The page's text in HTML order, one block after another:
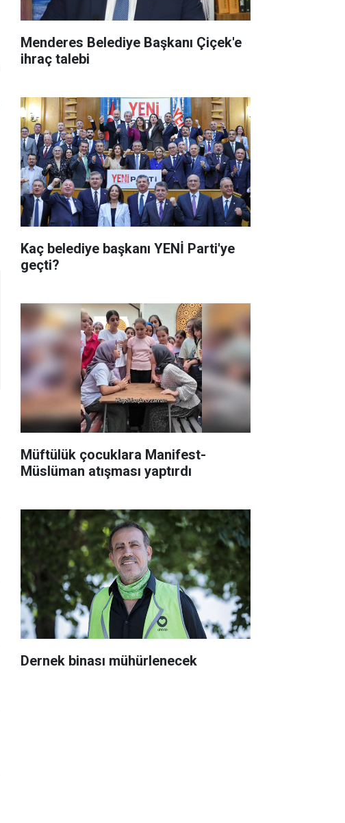
Menderes Belediye Başkanı Çiçek'e
ihraç talebi
Kaç belediye başkanı YENİ Parti'ye
geçti?
Müftülük çocuklara Manifest-
Müslüman atışması yaptırdı
Dernek binası mühürlenecek